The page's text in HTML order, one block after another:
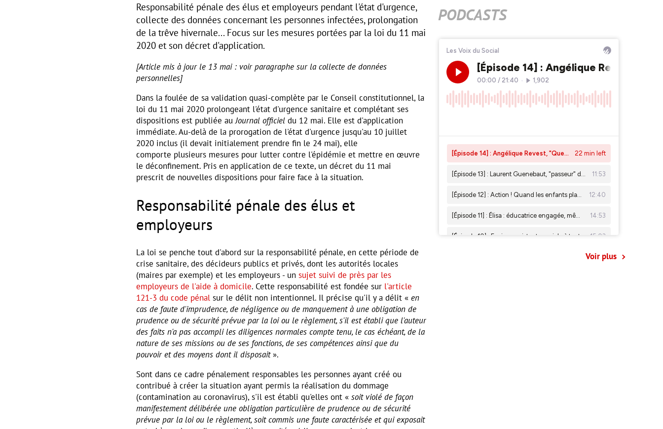
Responsabilité pénale des élus et employeurs pendant l'état d'urgence,
collecte des données concernant les personnes infectées, prolongation
de la trêve hivernale... Focus sur les mesures portées par la loi du 11 mai
2020 et son décret d'application.
[Article mis à jour le 13 mai : voir paragraphe sur la collecte de données
personnelles]
Dans la foulée de sa validation quasi-complète par le Conseil constitutionnel, la
loi du 11 mai 2020 prolongeant l'état d'urgence sanitaire et complétant ses
dispositions est publiée auJournal officiel du 12 mai. Elle est d'application
immédiate. Au-delà de la prorogation de l'état d'urgence jusqu'au 10 juillet
2020 inclus (il devait initialement prendre fin le 24 mai), elle
comporte plusieurs mesures pour lutter contre l'épidémie et mettre en œuvre
le déconfinement. Pris en application de ce texte, un décret du 11 mai
prescrit de nouvelles dispositions pour faire face à la situation.
Responsabilité pénale des élus et
employeurs
La loi se penche tout d'abord sur la responsabilité pénale, en cette période de
crise sanitaire, des décideurs publics et privés, dont les autorités locales
(maires par exemple) et les employeurs - un sujet suivi de près par les
employeurs de l'aide à domicile. Cette responsabilité est fondée sur l'article
121-3 du code pénal sur le délit non intentionnel. Il précise qu'il y a délit « en
cas de faute d'imprudence, de négligence ou de manquement à une obligation de
prudence ou de sécurité prévue par la loi ou le règlement, s'il est établi que l'auteur
des faits n'a pas accompli les diligences normales compte tenu, le cas échéant, de la
nature de ses missions ou de ses fonctions, de ses compétences ainsi que du
pouvoir et des moyens dont il disposait».
Sont dans ce cadre pénalement responsables les personnes ayant créé ou
contribué à créer la situation ayant permis la réalisation du dommage
(contamination au coronavirus), s'il est établi qu'elles ont « soit violé de façon
manifestement délibérée une obligation particulière de prudence ou de sécurité
prévue par la loi ou le règlement, soit commis une faute caractérisée et qui exposait
PODCASTS
Voir plus